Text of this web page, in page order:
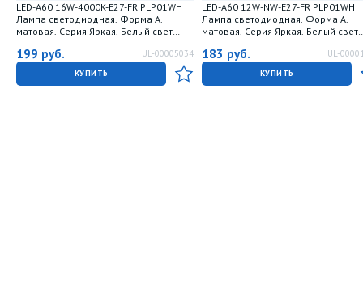
LED-A60 16W-4000K-E27-FR PLP01WH
Лампа светодиодная. Форма А.
матовая. Серия Яркая. Белый свет
199 руб. UL-00005034
КУПИТЬ
LED-A60 12W-NW-E27-FR PLP01WH
Лампа светодиодная. Форма А.
матовая. Серия Яркая. Белый свет
183 руб. UL-
КУПИТЬ